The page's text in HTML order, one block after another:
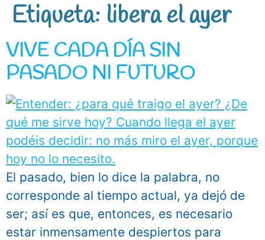
Etiqueta: libera el ayer
VIVE CADA DÍA SIN
PASADO NI FUTURO
El pasado, bien lo dice la palabra, no
corresponde al tiempo actual, ya dejó de
ser; así es que, entonces, es necesario
estar inmensamente despiertos para